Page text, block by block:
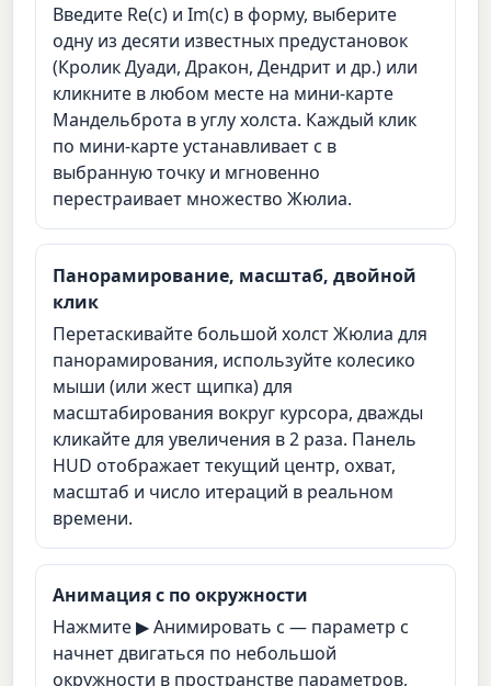
Введите Re(c) и Im(c) в форму, выберите
одну из десяти известных предустановок
(Кролик Дуади, Дракон, Дендрит и др.) или
кликните в любом месте на мини-карте
Мандельброта в углу холста. Каждый клик
по мини-карте устанавливает c в
выбранную точку и мгновенно
перестраивает множество Жюлиа.
Панорамирование, масштаб, двойной
клик
Перетаскивайте большой холст Жюлиа для
панорамирования, используйте колесико
мыши (или жест щипка) для
масштабирования вокруг курсора, дважды
кликайте для увеличения в 2 раза. Панель
HUD отображает текущий центр, охват,
масштаб и число итераций в реальном
времени.
Анимация c по окружности
Нажмите ▶ Анимировать c — параметр c
начнет двигаться по небольшой
окружности в пространстве параметров,